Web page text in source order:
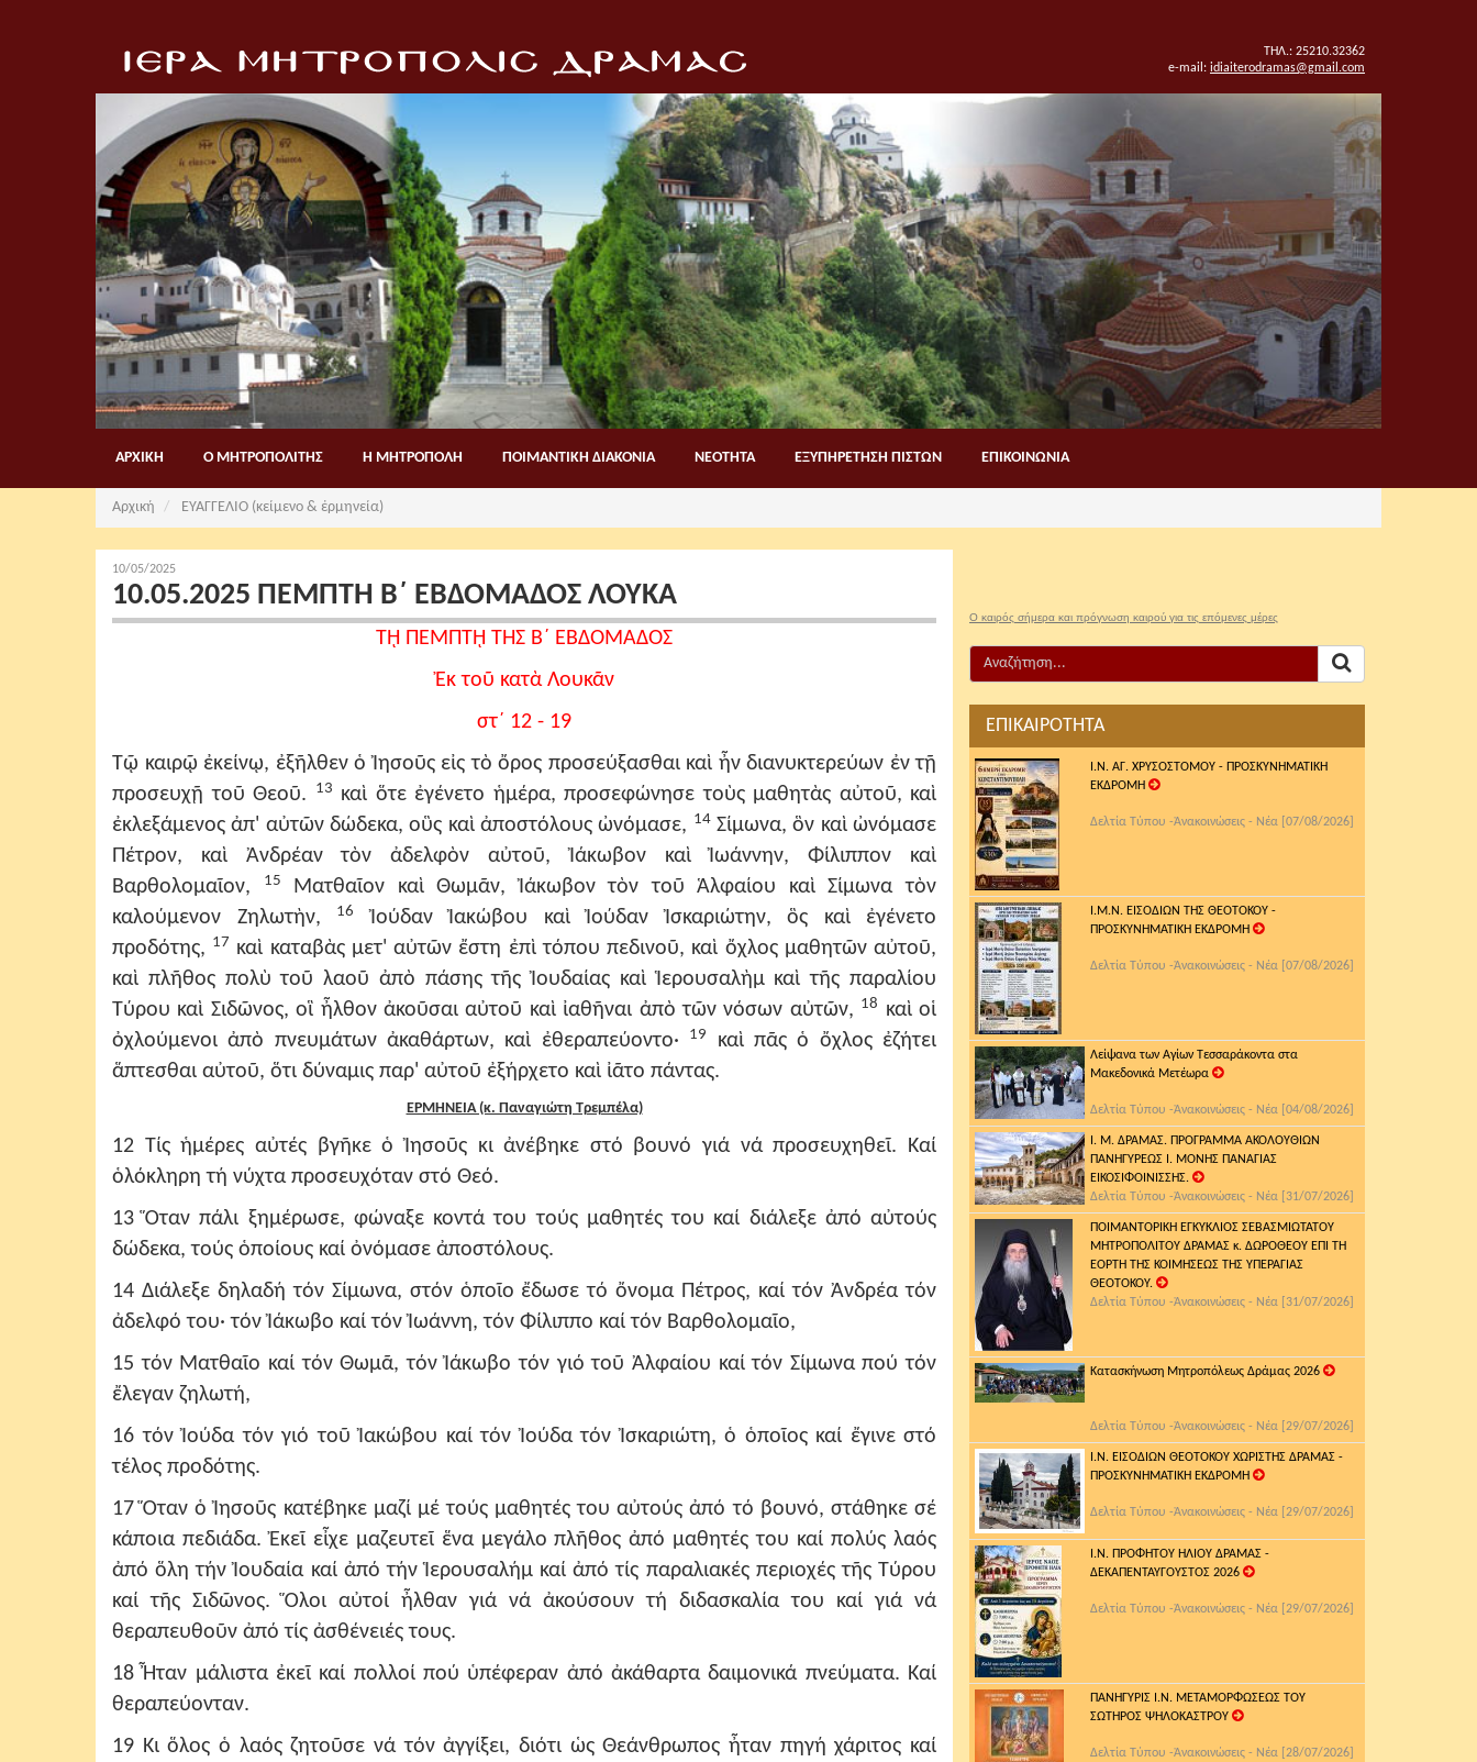
ΤΗΛ.: 25210.32362
e-mail: idiaiterodramas@gmail.com
ΑΡΧΙΚΗ Ο ΜΗΤΡΟΠΟΛΙΤΗΣ Η ΜΗΤΡΟΠΟΛΗ ΠΟΙΜΑΝΤΙΚΗ ΔΙΑΚΟΝΙΑ ΝΕΟΤΗΤΑ ΕΞΥΠΗΡΕΤΗΣΗ ΠΙΣΤΩΝ ΕΠΙΚΟΙΝΩΝΙΑ
Αρχική ΕΥΑΓΓΕΛΙΟ (κείμενο & ἑρμηνεία)
10/05/2025
10.05.2025 ΠΕΜΠΤΗ Β΄ ΕΒΔΟΜΑΔΟΣ ΛΟΥΚΑ
Τῌ ΠΕΜΠΤῌ ΤΗΣ Β΄ ΕΒΔΟΜΑΔΟΣ
Ἐκ τοῦ κατὰ Λουκᾶν
στ΄ 12 - 19
Τῷ καιρῷ ἐκείνῳ, ἐξῆλθεν ὁ Ἰησοῦς εἰς τὸ ὄρος προσεύξασθαι καὶ ἦν διανυκτερεύων ἐν τῇ
προσευχῇ τοῦ Θεοῦ.
13 καὶ ὅτε ἐγένετο ἡμέρα, προσεφώνησε τοὺς μαθητὰς αὐτοῦ, καὶ
ἐκλεξάμενος ἀπ' αὐτῶν δώδεκα, οὓς καὶ ἀποστόλους ὠνόμασε, 14Σίμωνα, ὃν καὶ ὠνόμασε
Πέτρον, καὶ Ἀνδρέαν τὸν ἀδελφὸν αὐτοῦ, Ἰάκωβον καὶ Ἰωάννην, Φίλιππον καὶ
Βαρθολομαῖον,
15
Ματθαῖον καὶ Θωμᾶν, Ἰάκωβον τὸν τοῦ Ἁλφαίου καὶ Σίμωνα τὸν
καλούμενον Ζηλωτὴν,
16
Ἰούδαν Ἰακώβου καὶ Ἰούδαν Ἰσκαριώτην, ὃς καὶ ἐγένετο
προδότης, 17 καὶ καταβὰς μετ' αὐτῶν ἔστη ἐπὶ τόπου πεδινοῦ, καὶ ὄχλος μαθητῶν αὐτοῦ,
καὶ πλῆθος πολὺ τοῦ λαοῦ ἀπὸ πάσης τῆς Ἰουδαίας καὶ Ἱερουσαλὴμ καὶ τῆς παραλίου
Τύρου καὶ Σιδῶνος, οἳ ἦλθον ἀκοῦσαι αὐτοῦ καὶ ἰαθῆναι ἀπὸ τῶν νόσων αὐτῶν, 18 καὶ οἱ
ὀχλούμενοι ἀπὸ πνευμάτων ἀκαθάρτων, καὶ ἐθεραπεύοντο·
19
καὶ πᾶς ὁ ὄχλος ἐζήτει
ἅπτεσθαι αὐτοῦ, ὅτι δύναμις παρ' αὐτοῦ ἐξήρχετο καὶ ἰᾶτο πάντας.
ΕΡΜΗΝΕΙΑ (κ. Παναγιώτη Τρεμπέλα)
12 Τίς ἡμέρες αὐτές βγῆκε ὁ Ἰησοῦς κι ἀνέβηκε στό βουνό γιά νά προσευχηθεῖ. Καί
ὁλόκληρη τή νύχτα προσευχόταν στό Θεό.
13 Ὅταν πάλι ξημέρωσε, φώναξε κοντά του τούς μαθητές του καί διάλεξε ἀπό αὐτούς
δώδεκα, τούς ὁποίους καί ὀνόμασε ἀποστόλους.
14 Διάλεξε δηλαδή τόν Σίμωνα, στόν ὁποῖο ἔδωσε τό ὄνομα Πέτρος, καί τόν Ἀνδρέα τόν
ἀδελφό του· τόν Ἰάκωβο καί τόν Ἰωάννη, τόν Φίλιππο καί τόν Βαρθολομαῖο,
15 τόν Ματθαῖο καί τόν Θωμᾶ, τόν Ἰάκωβο τόν γιό τοῦ Ἀλφαίου καί τόν Σίμωνα πού τόν
ἔλεγαν ζηλωτή,
16 τόν Ἰούδα τόν γιό τοῦ Ἰακώβου καί τόν Ἰούδα τόν Ἰσκαριώτη, ὁ ὁποῖος καί ἔγινε στό
τέλος προδότης.
17 Ὅταν ὁ Ἰησοῦς κατέβηκε μαζί μέ τούς μαθητές του αὐτούς ἀπό τό βουνό, στάθηκε σέ
κάποια πεδιάδα. Ἐκεῖ εἶχε μαζευτεῖ ἕνα μεγάλο πλῆθος ἀπό μαθητές του καί πολύς λαός
ἀπό ὅλη τήν Ἰουδαία καί ἀπό τήν Ἱερουσαλήμ καί ἀπό τίς παραλιακές περιοχές τῆς Τύρου
καί τῆς Σιδῶνος. Ὅλοι αὐτοί ἦλθαν γιά νά ἀκούσουν τή διδασκαλία του καί γιά νά
θεραπευθοῦν ἀπό τίς ἀσθένειές τους.
18 Ἦταν μάλιστα ἐκεῖ καί πολλοί πού ὑπέφεραν ἀπό ἀκάθαρτα δαιμονικά πνεύματα. Καί
θεραπεύονταν.
19 Κι ὅλος ὁ λαός ζητοῦσε νά τόν ἀγγίξει, διότι ὡς Θεάνθρωπος ἦταν πηγή χάριτος καί
Ο καιρός σήμερα και πρόγνωση καιρού για τις επόμενες μέρες
ΕΠΙΚΑΙΡΟΤΗΤΑ
Ι.Ν. ΑΓ. ΧΡΥΣΟΣΤΟΜΟΥ - ΠΡΟΣΚΥΝΗΜΑΤΙΚΗ
ΕΚΔΡΟΜΗ
Δελτία Τύπου -Ἀνακοινώσεις - Νέα [07/08/2026]
Ι.Μ.Ν. ΕΙΣΟΔΙΩΝ ΤΗΣ ΘΕΟΤΟΚΟΥ -
ΠΡΟΣΚΥΝΗΜΑΤΙΚΗ ΕΚΔΡΟΜΗ
Δελτία Τύπου -Ἀνακοινώσεις - Νέα [07/08/2026]
Λείψανα των Αγίων Τεσσαράκοντα στα
Μακεδονικά Μετέωρα
Δελτία Τύπου -Ἀνακοινώσεις - Νέα [04/08/2026]
Ι. Μ. ΔΡΑΜΑΣ. ΠΡΟΓΡΑΜΜΑ ΑΚΟΛΟΥΘΙΩΝ
ΠΑΝΗΓΥΡΕΩΣ Ι. ΜΟΝΗΣ ΠΑΝΑΓΙΑΣ
ΕΙΚΟΣΙΦΟΙΝΙΣΣΗΣ.
Δελτία Τύπου -Ἀνακοινώσεις - Νέα [31/07/2026]
ΠΟΙΜΑΝΤΟΡΙΚΗ ΕΓΚΥΚΛΙΟΣ ΣΕΒΑΣΜΙΩΤΑΤΟΥ
ΜΗΤΡΟΠΟΛΙΤΟΥ ΔΡΑΜΑΣ κ. ΔΩΡΟΘΕΟΥ ΕΠΙ ΤΗ
ΕΟΡΤΗ ΤΗΣ ΚΟΙΜΗΣΕΩΣ ΤΗΣ ΥΠΕΡΑΓΙΑΣ
ΘΕΟΤΟΚΟΥ.
Δελτία Τύπου -Ἀνακοινώσεις - Νέα [31/07/2026]
Κατασκήνωση Μητροπόλεως Δράμας 2026
Δελτία Τύπου -Ἀνακοινώσεις - Νέα [29/07/2026]
Ι.Ν. ΕΙΣΟΔΙΩΝ ΘΕΟΤΟΚΟΥ ΧΩΡΙΣΤΗΣ ΔΡΑΜΑΣ -
ΠΡΟΣΚΥΝΗΜΑΤΙΚΗ ΕΚΔΡΟΜΗ
Δελτία Τύπου -Ἀνακοινώσεις - Νέα [29/07/2026]
Ι.Ν. ΠΡΟΦΗΤΟΥ ΗΛΙΟΥ ΔΡΑΜΑΣ -
ΔΕΚΑΠΕΝΤΑΥΓΟΥΣΤΟΣ 2026
Δελτία Τύπου -Ἀνακοινώσεις - Νέα [29/07/2026]
ΠΑΝΗΓΥΡΙΣ Ι.Ν. ΜΕΤΑΜΟΡΦΩΣΕΩΣ ΤΟΥ
ΣΩΤΗΡΟΣ ΨΗΛΟΚΑΣΤΡΟΥ
Δελτία Τύπου -Ἀνακοινώσεις - Νέα [28/07/2026]